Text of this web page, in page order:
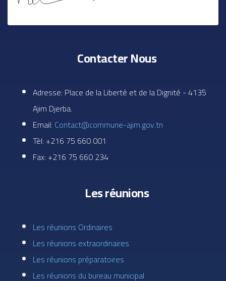
Contacter Nous
Adresse: Place de la Liberté et de la Dignité - 4135
Ajim Djerba.
Email: Contact@commune-ajim.gov.tn
Tèl: +216 75 660 001
Fax: +216 75 660 234
Les réunions
Les réunions Ordinaires
Les réunions extraordinaires
Les réunions préparatoires
Les réunions du bureau municipal